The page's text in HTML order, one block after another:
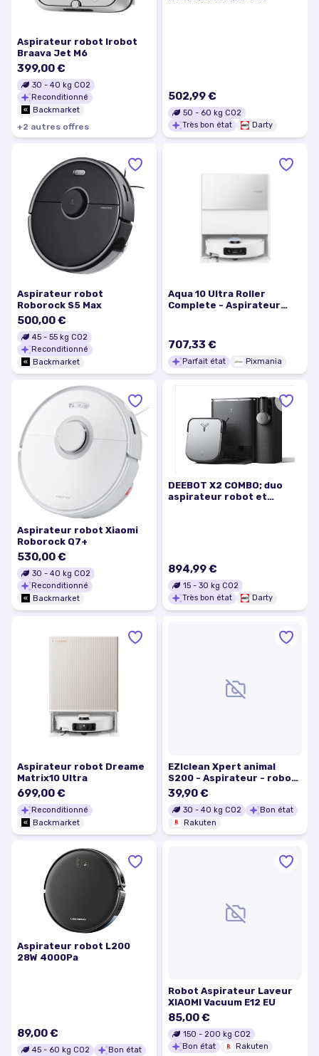
Aspirateur robot Irobot
Braava Jet M6
399,00 €
30 - 40 kg CO2
Reconditionné
Backmarket
+2 autres offres
502,99 €
50 - 60 kg CO2
Très bon état
Darty
Aspirateur robot
Roborock S5 Max
500,00 €
45 - 55 kg CO2
Reconditionné
Backmarket
Aqua 10 Ultra Roller
Complete - Aspirateur
707,33 €
Parfait état Pixmania
Aspirateur robot Xiaomi
Roborock Q7+
530,00 €
30 - 40 kg CO2
Reconditionné
Backmarket
DEEBOT X2 COMBO; duo
aspirateur robot et
894,99 €
15 - 30 kg CO2
Très bon état
Darty
Aspirateur robot Dreame
Matrix10 Ultra
699,00 €
Reconditionné
Backmarket
EZIclean Xpert animal
S200 - Aspirateur - robot
- sans sac
39,90 €
30 - 40 kg CO2
Bon état
Rakuten
Aspirateur robot L200
28W 4000Pa
89,00 €
45 - 60 kg CO2
Bon état
Robot Aspirateur Laveur
XIAOMI Vacuum E12 EU
85,00 €
150 - 200 kg CO2
Bon état
Rakuten